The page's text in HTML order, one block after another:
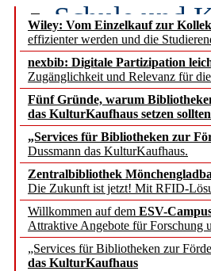
Wiley: Vom Einzelkauf zur
effizienter werden und die
nexbib: Digitale Partizipation
Zugänglichkeit und Relevanz für
Fünf Gründe, warum
das KulturKaufhaus setzen
„Services für Bibliotheken zur
Dussmann das KulturKaufhaus.
Zentralbibliothek
Die Zukunft ist jetzt! Mit RFID-
Willkommen auf dem ESV-
Attraktive Angebote für Forschung
„Services für Bibliotheken zur
das KulturKaufhaus
Schule und
Segment
angepasst
konstruktiv!